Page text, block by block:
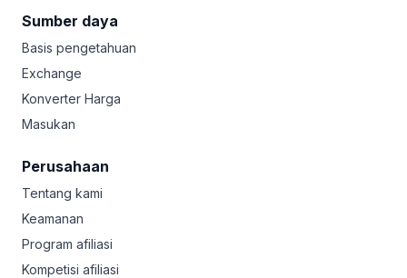
Sumber daya
Basis pengetahuan
Exchange
Konverter Harga
Masukan
Perusahaan
Tentang kami
Keamanan
Program afiliasi
Kompetisi afiliasi